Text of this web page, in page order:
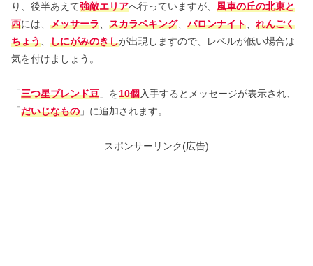
り、後半あえて強敵エリアへ行っていますが、 風車の丘の北東と
西には、 メッサーラ スカラベキング、 バロンナイト
れんごく
ちょう
しにがみのきしが出現しますので、レベルが低い場合は
気を付けましょう。
「三つ星ブレンド豆 」を10個入手するとメッセージが表示され、
「だいじなもの 」に追加されます。
スポンサーリンク(広告)